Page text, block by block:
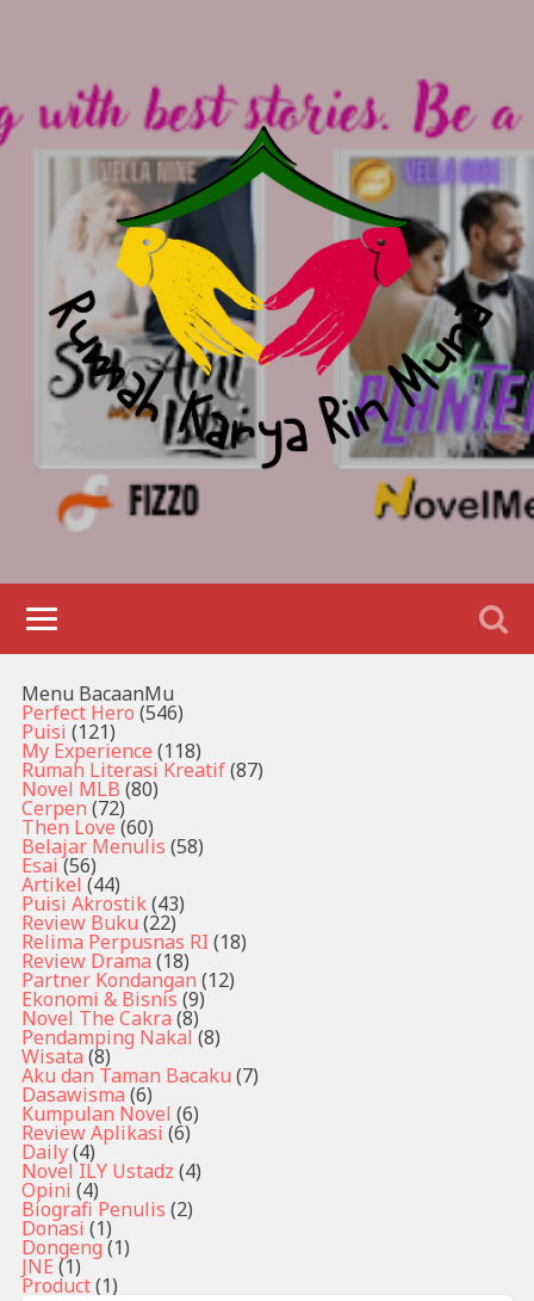
Menu BacaanMu
Perfect Hero (546)
Puisi (121)
My Experience (118)
Rumah Literasi Kreatif(87)
Novel MLB (80)
Cerpen (72)
Then Love (60)
Belajar Menulis (58)
Esai (56)
Artikel (44)
Puisi Akrostik(43)
Review Buku (22)
Relima Perpusnas RI (18)
Review Drama (18)
Partner Kondangan (12)
Ekonomi & Bisnis (9)
Novel The Cakra (8)
Pendamping Nakal (8)
Wisata (8)
Aku dan Taman Bacaku (7)
Dasawisma (6)
Kumpulan Novel (6)
Review Aplikasi (6)
Daily(4)
Novel ILY Ustadz (4)
Opini (4)
Biografi Penulis (2)
Donasi (1)
Dongeng (1)
JNE (1)
Product(1)